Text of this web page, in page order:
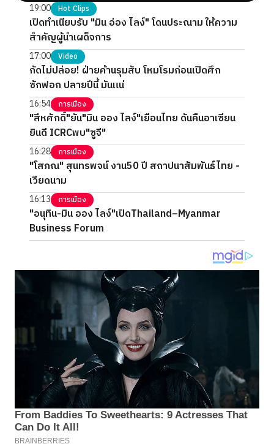
19:00 Hot Clips
เปิดทำเนียบรับ "มิน อ่อง ไลง์" โดนประณาม ให้ความ
สำคัญผู้นำเผด็จการ
17:00 Video
กัดไม่ปล่อย! ฝ่ายค้านรุมสับ โหมโรมก่อนเปิดศึก
ซักฟอก ปลายปีนี้ มันแน่
16:54 การเมือง
"สีหศักดิ์"ยัน"มิน ออง ไลง์"เยือนไทย ดันคืนอาเซียน
ยินดี ICRCพบ"ซูจี"
16:28 การเมือง
"โสภณ" สุนทรพจน์ งาน50 ปี สถาปนาสัมพันธ์ไทย -
เวียดนาม
16:13 การเมือง
"อนุทิน-มิน ออง ไลง์"เปิดThailand–Myanmar
Business Forum